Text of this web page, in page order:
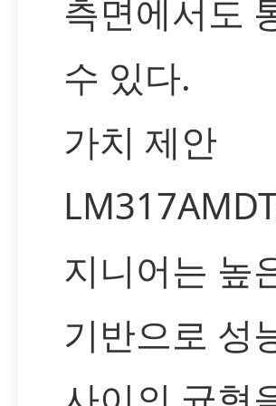
측면에서도
수 있다.
가치 제안
지니어는 높
기반으로 성